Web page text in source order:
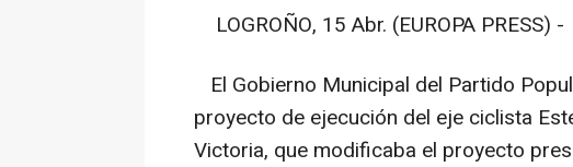
LOGROÑO, 15 Abr. (EUROPA PRESS) -
El Gobierno Municipal del Partido
proyecto de ejecución del eje ciclista
Victoria, que modificaba el proyecto